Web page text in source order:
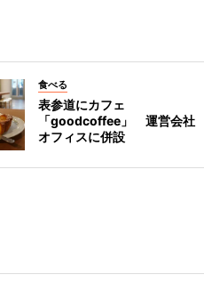
食べる
表参道にカフェ
「goodcoffee」 運営会社
オフィスに併設